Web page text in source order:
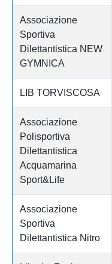
Associazione
Sportiva
Dilettantistica NEW
GYMNICA
LIB TORVISCOSA
Associazione
Polisportiva
Dilettantistica
Acquamarina
Sport&Life
Associazione
Sportiva
Dilettantistica Nitro